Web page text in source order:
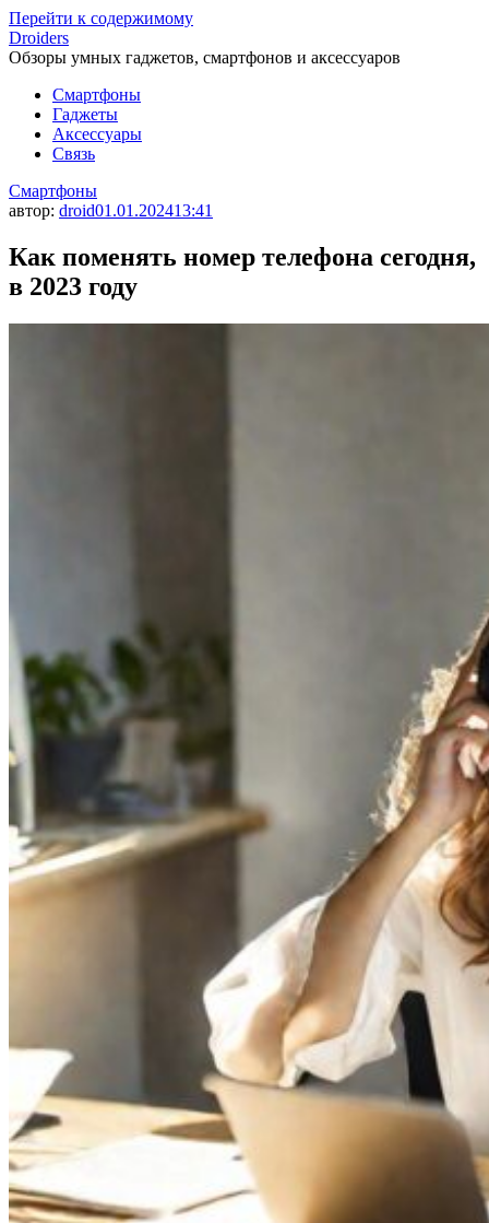
Перейти к содержимому
Droiders
Обзоры умных гаджетов, смартфонов и аксессуаров
Смартфоны
Гаджеты
Аксессуары
Связь
Смартфоны
автор: droid01.01.202413:41
Как поменять номер телефона сегодня,
в 2023 году